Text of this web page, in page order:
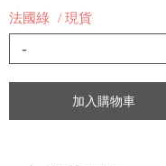
法國綠 / 現貨
-
加入購物車